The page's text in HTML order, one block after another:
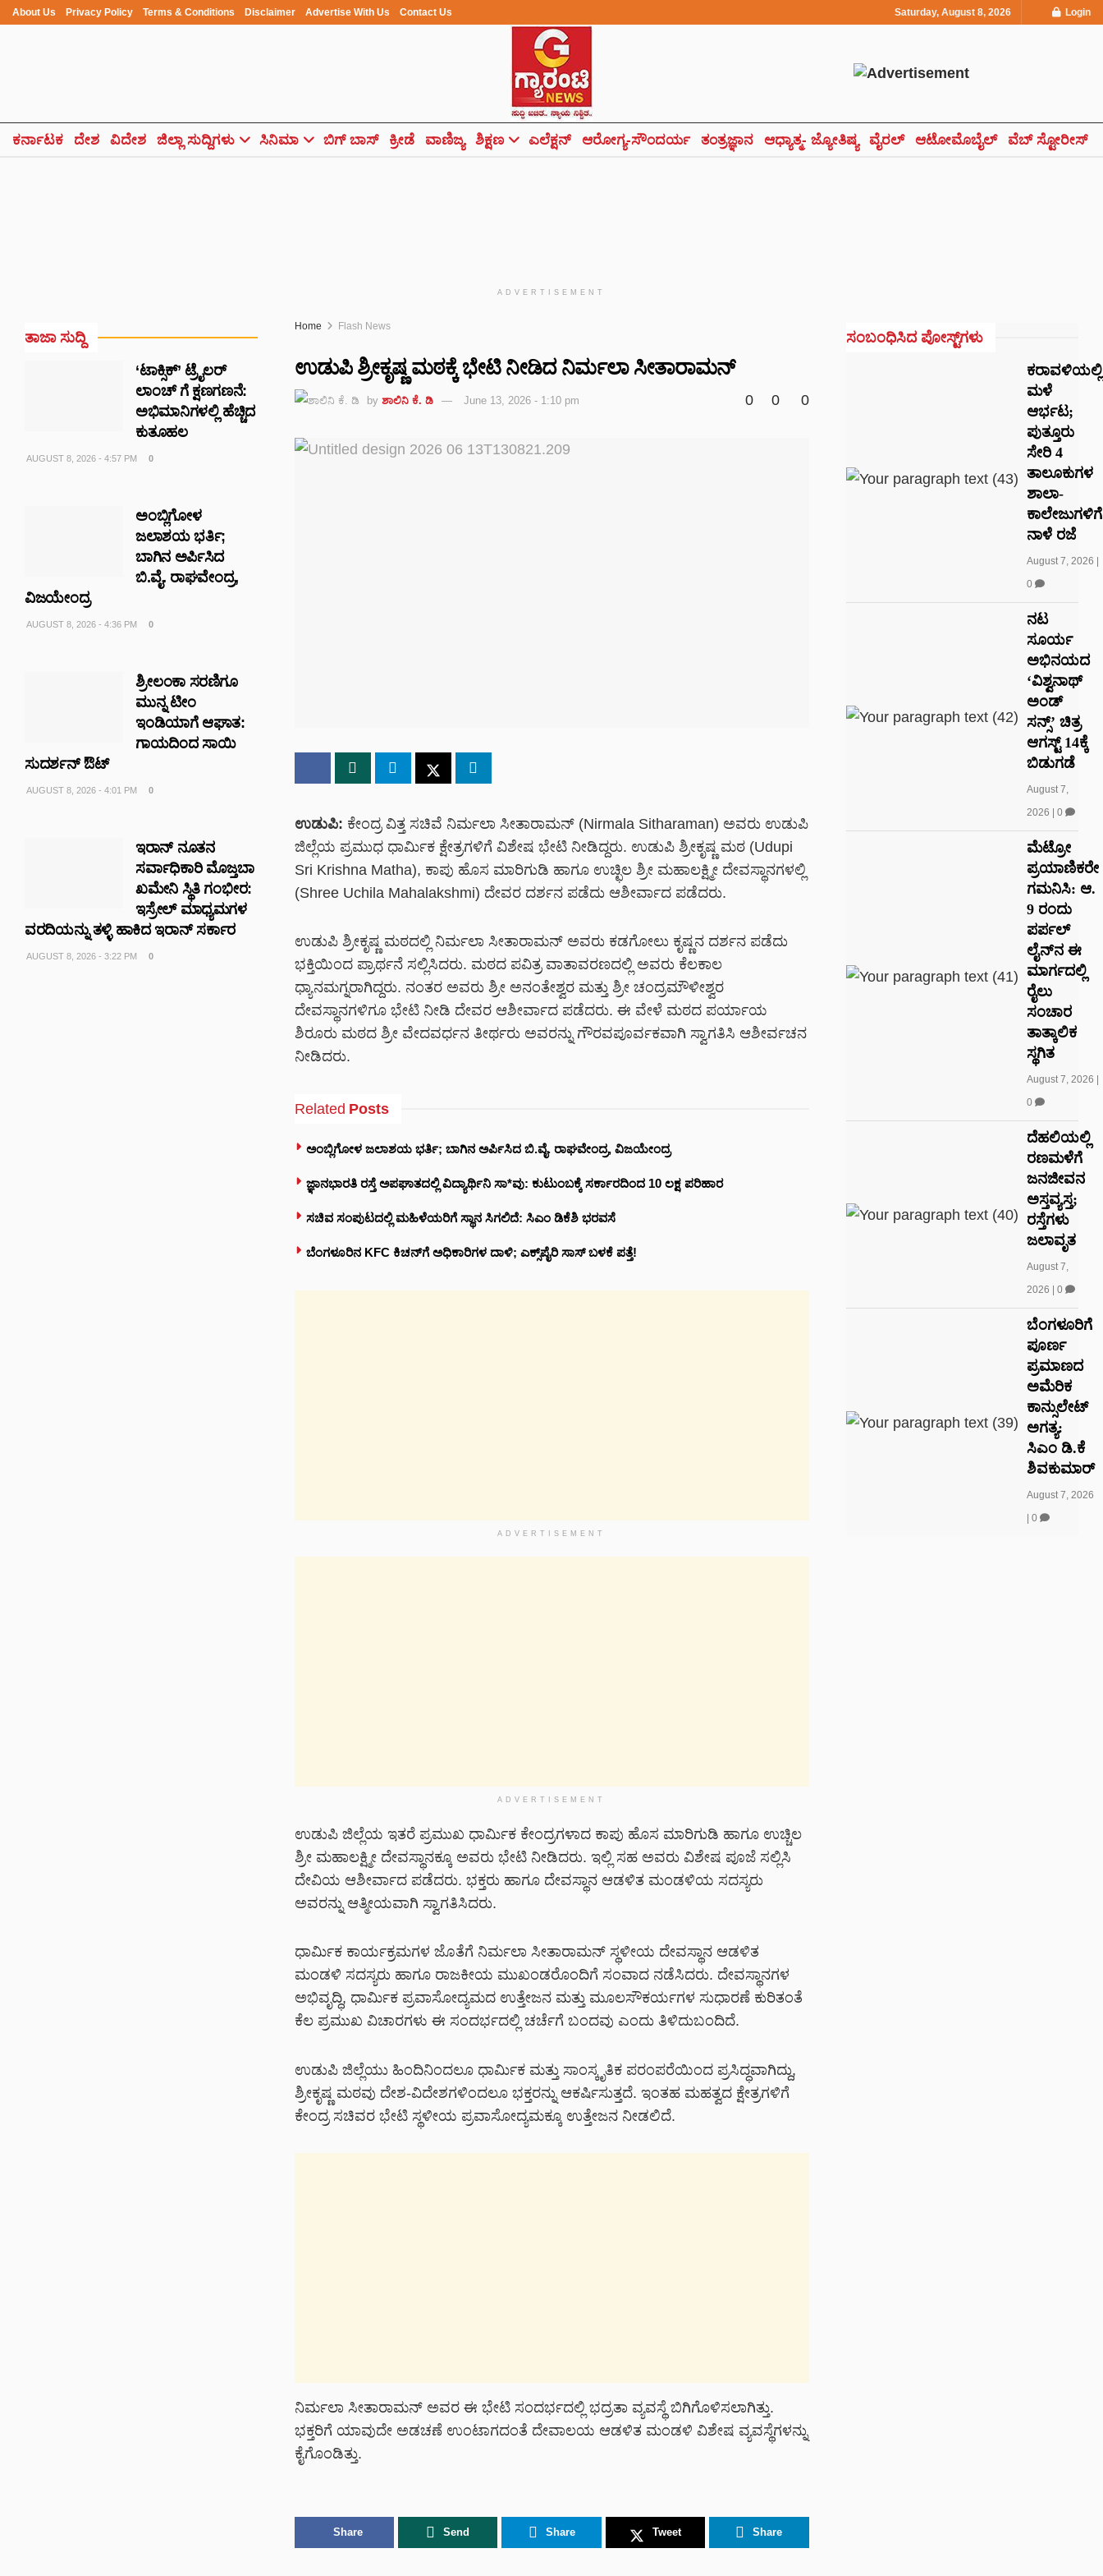
About Us Privacy Policy Terms & Conditions Disclaimer Advertise With Us Contact Us Saturday, August 8, 2026 Login
ಕರ್ನಾಟಕ ದೇಶ ವಿದೇಶ ಜಿಲ್ಲಾ ಸುದ್ದಿಗಳು ಸಿನಿಮಾ ಬಿಗ್ ಬಾಸ್ ಕ್ರೀಡೆ ವಾಣಿಜ್ಯ ಶಿಕ್ಷಣ ಎಲೆಕ್ಷನ್ ಆರೋಗ್ಯ-ಸೌಂದರ್ಯ ತಂತ್ರಜ್ಞಾನ ಆಧ್ಯಾತ್ಮ- ಜ್ಯೋತಿಷ್ಯ ವೈರಲ್ ಆಟೋಮೊಬೈಲ್ ವೆಬ್ ಸ್ಟೋರೀಸ್
ADVERTISEMENT
Home Flash News
ಉಡುಪಿ ಶ್ರೀಕೃಷ್ಣ ಮಠಕ್ಕೆ ಭೇಟಿ ನೀಡಿದ ನಿರ್ಮಲಾ ಸೀತಾರಾಮನ್
by ಶಾಲಿನಿ ಕೆ. ಡಿ June 13, 2026 - 1:10 pm 0 0 0
ಉಡುಪಿ: ಕೇಂದ್ರ ವಿತ್ತ ಸಚಿವೆ ನಿರ್ಮಲಾ ಸೀತಾರಾಮನ್ (Nirmala Sitharaman) ಅವರು ಉಡುಪಿ
ಜಿಲ್ಲೆಯ ಪ್ರಮುಧ ಧಾರ್ಮಿಕ ಕ್ಷೇತ್ರಗಳಿಗೆ ವಿಶೇಷ ಭೇಟಿ ನೀಡಿದ್ದರು. ಉಡುಪಿ ಶ್ರೀಕೃಷ್ಣ ಮಠ (Udupi
Sri Krishna Matha), ಕಾಪು ಹೊಸ ಮಾರಿಗುಡಿ ಹಾಗೂ ಉಚ್ಛಿಲ ಶ್ರೀ ಮಹಾಲಕ್ಷ್ಮೀ ದೇವಸ್ಥಾನಗಳಲ್ಲಿ
(Shree Uchila Mahalakshmi) ದೇವರ ದರ್ಶನ ಪಡೆದು ಆಶೀರ್ವಾದ ಪಡೆದರು.
ಉಡುಪಿ ಶ್ರೀಕೃಷ್ಣ ಮಠದಲ್ಲಿ ನಿರ್ಮಲಾ ಸೀತಾರಾಮನ್ ಅವರು ಕಡಗೋಲು ಕೃಷ್ಣನ ದರ್ಶನ ಪಡೆದು
ಭಕ್ತಿಯಿಂದ ಪ್ರಾರ್ಥನೆ ಸಲ್ಲಿಸಿದರು. ಮಠದ ಪವಿತ್ರ ವಾತಾವರಣದಲ್ಲಿ ಅವರು ಕೆಲಕಾಲ
ಧ್ಯಾನಮಗ್ನರಾಗಿದ್ದರು. ನಂತರ ಅವರು ಶ್ರೀ ಅನಂತೇಶ್ವರ ಮತ್ತು ಶ್ರೀ ಚಂದ್ರಮೌಳೀಶ್ವರ
ದೇವಸ್ಥಾನಗಳಿಗೂ ಭೇಟಿ ನೀಡಿ ದೇವರ ಆಶೀರ್ವಾದ ಪಡೆದರು. ಈ ವೇಳೆ ಮಠದ ಪರ್ಯಾಯ
ಶಿರೂರು ಮಠದ ಶ್ರೀ ವೇದವರ್ಧನ ತೀರ್ಥರು ಅವರನ್ನು ಗೌರವಪೂರ್ವಕವಾಗಿ ಸ್ವಾಗತಿಸಿ ಆಶೀರ್ವಚನ
ನೀಡಿದರು.
Related Posts
ಅಂಬ್ಲಿಗೋಳ ಜಲಾಶಯ ಭರ್ತಿ; ಬಾಗಿನ ಅರ್ಪಿಸಿದ ಬಿ.ವೈ. ರಾಘವೇಂದ್ರ, ವಿಜಯೇಂದ್ರ
ಜ್ಞಾನಭಾರತಿ ರಸ್ತೆ ಅಪಘಾತದಲ್ಲಿ ವಿದ್ಯಾರ್ಥಿನಿ ಸಾ*ವು: ಕುಟುಂಬಕ್ಕೆ ಸರ್ಕಾರದಿಂದ 10 ಲಕ್ಷ ಪರಿಹಾರ
ಸಚಿವ ಸಂಪುಟದಲ್ಲಿ ಮಹಿಳೆಯರಿಗೆ ಸ್ಥಾನ ಸಿಗಲಿದೆ: ಸಿಎಂ ಡಿಕೆಶಿ ಭರವಸೆ
ಬೆಂಗಳೂರಿನ KFC ಕಿಚನ್‌ಗೆ ಅಧಿಕಾರಿಗಳ ದಾಳಿ; ಎಕ್ಸ್‌ಪೈರಿ ಸಾಸ್ ಬಳಕೆ ಪತ್ತೆ!
ADVERTISEMENT
ADVERTISEMENT
ಉಡುಪಿ ಜಿಲ್ಲೆಯ ಇತರೆ ಪ್ರಮುಖ ಧಾರ್ಮಿಕ ಕೇಂದ್ರಗಳಾದ ಕಾಪು ಹೊಸ ಮಾರಿಗುಡಿ ಹಾಗೂ ಉಚ್ಚಿಲ
ಶ್ರೀ ಮಹಾಲಕ್ಷ್ಮೀ ದೇವಸ್ಥಾನಕ್ಕೂ ಅವರು ಭೇಟಿ ನೀಡಿದರು. ಇಲ್ಲಿ ಸಹ ಅವರು ವಿಶೇಷ ಪೂಜೆ ಸಲ್ಲಿಸಿ
ದೇವಿಯ ಆಶೀರ್ವಾದ ಪಡೆದರು. ಭಕ್ತರು ಹಾಗೂ ದೇವಸ್ಥಾನ ಆಡಳಿತ ಮಂಡಳಿಯ ಸದಸ್ಯರು
ಅವರನ್ನು ಆತ್ಮೀಯವಾಗಿ ಸ್ವಾಗತಿಸಿದರು.
ಧಾರ್ಮಿಕ ಕಾರ್ಯಕ್ರಮಗಳ ಜೊತೆಗೆ ನಿರ್ಮಲಾ ಸೀತಾರಾಮನ್ ಸ್ಥಳೀಯ ದೇವಸ್ಥಾನ ಆಡಳಿತ
ಮಂಡಳಿ ಸದಸ್ಯರು ಹಾಗೂ ರಾಜಕೀಯ ಮುಖಂಡರೊಂದಿಗೆ ಸಂವಾದ ನಡೆಸಿದರು. ದೇವಸ್ಥಾನಗಳ
ಅಭಿವೃದ್ಧಿ, ಧಾರ್ಮಿಕ ಪ್ರವಾಸೋದ್ಯಮದ ಉತ್ತೇಜನ ಮತ್ತು ಮೂಲಸೌಕರ್ಯಗಳ ಸುಧಾರಣೆ ಕುರಿತಂತೆ
ಕೆಲ ಪ್ರಮುಖ ವಿಚಾರಗಳು ಈ ಸಂದರ್ಭದಲ್ಲಿ ಚರ್ಚೆಗೆ ಬಂದವು ಎಂದು ತಿಳಿದುಬಂದಿದೆ.
ಉಡುಪಿ ಜಿಲ್ಲೆಯು ಹಿಂದಿನಿಂದಲೂ ಧಾರ್ಮಿಕ ಮತ್ತು ಸಾಂಸ್ಕೃತಿಕ ಪರಂಪರೆಯಿಂದ ಪ್ರಸಿದ್ಧವಾಗಿದ್ದು,
ಶ್ರೀಕೃಷ್ಣ ಮಠವು ದೇಶ-ವಿದೇಶಗಳಿಂದಲೂ ಭಕ್ತರನ್ನು ಆಕರ್ಷಿಸುತ್ತದೆ. ಇಂತಹ ಮಹತ್ವದ ಕ್ಷೇತ್ರಗಳಿಗೆ
ಕೇಂದ್ರ ಸಚಿವರ ಭೇಟಿ ಸ್ಥಳೀಯ ಪ್ರವಾಸೋದ್ಯಮಕ್ಕೂ ಉತ್ತೇಜನ ನೀಡಲಿದೆ.
ನಿರ್ಮಲಾ ಸೀತಾರಾಮನ್ ಅವರ ಈ ಭೇಟಿ ಸಂದರ್ಭದಲ್ಲಿ ಭದ್ರತಾ ವ್ಯವಸ್ಥೆ ಬಿಗಿಗೊಳಿಸಲಾಗಿತ್ತು.
ಭಕ್ತರಿಗೆ ಯಾವುದೇ ಅಡಚಣೆ ಉಂಟಾಗದಂತೆ ದೇವಾಲಯ ಆಡಳಿತ ಮಂಡಳಿ ವಿಶೇಷ ವ್ಯವಸ್ಥೆಗಳನ್ನು
ಕೈಗೊಂಡಿತ್ತು.
Share Send Share Tweet Share
ತಾಜಾ ಸುದ್ದಿ
‘ಟಾಕ್ಸಿಕ್’ ಟ್ರೈಲರ್‌
ಲಾಂಚ್ ಗೆ ಕ್ಷಣಗಣನೆ:
ಅಭಿಮಾನಿಗಳಲ್ಲಿ ಹೆಚ್ಚಿದ
ಕುತೂಹಲ
AUGUST 8, 2026 - 4:57 PM 0
ಅಂಬ್ಲಿಗೋಳ
ಜಲಾಶಯ ಭರ್ತಿ;
ಬಾಗಿನ ಅರ್ಪಿಸಿದ
ಬಿ.ವೈ. ರಾಘವೇಂದ್ರ,
ವಿಜಯೇಂದ್ರ
AUGUST 8, 2026 - 4:36 PM 0
ಶ್ರೀಲಂಕಾ ಸರಣಿಗೂ
ಮುನ್ನ ಟೀಂ
ಇಂಡಿಯಾಗೆ ಆಘಾತ:
ಗಾಯದಿಂದ ಸಾಯಿ
ಸುದರ್ಶನ್ ಔಟ್
AUGUST 8, 2026 - 4:01 PM 0
ಇರಾನ್ ನೂತನ
ಸರ್ವಾಧಿಕಾರಿ ಮೊಜ್ತಬಾ
ಖಮೇನಿ ಸ್ಥಿತಿ ಗಂಭೀರ:
ಇಸ್ರೇಲ್ ಮಾಧ್ಯಮಗಳ
ವರದಿಯನ್ನು ತಳ್ಳಿ ಹಾಕಿದ ಇರಾನ್ ಸರ್ಕಾರ
AUGUST 8, 2026 - 3:22 PM 0
ಸಂಬಂಧಿಸಿದ ಪೋಸ್ಟ್‌ಗಳು
ಕರಾವಳಿಯಲ್ಲಿ
ಮಳೆ
ಆರ್ಭಟ;
ಪುತ್ತೂರು
ಸೇರಿ 4
ತಾಲೂಕುಗಳ
ಶಾಲಾ-
ಕಾಲೇಜುಗಳಿಗೆ
ನಾಳೆ ರಜೆ
August 7, 2026
0
ನಟ
ಸೂರ್ಯ
ಅಭಿನಯದ
‘ವಿಶ್ವನಾಥ್
ಅಂಡ್
ಸನ್ಸ್’ ಚಿತ್ರ
ಆಗಸ್ಟ್ 14ಕ್ಕೆ
ಬಿಡುಗಡೆ
August 7,
2026
0
ಮೆಟ್ರೋ
ಪ್ರಯಾಣಿಕರೇ
ಗಮನಿಸಿ: ಆ.
9 ರಂದು
ಪರ್ಪಲ್
ಲೈನ್‌ನ ಈ
ಮಾರ್ಗದಲ್ಲಿ
ರೈಲು
ಸಂಚಾರ
ತಾತ್ಕಾಲಿಕ
ಸ್ಥಗಿತ
August 7, 2026
0
ದೆಹಲಿಯಲ್ಲಿ
ರಣಮಳೆಗೆ
ಜನಜೀವನ
ಅಸ್ತವ್ಯಸ್ತ;
ರಸ್ತೆಗಳು
ಜಲಾವೃತ
August 7,
2026
0
ಬೆಂಗಳೂರಿಗೆ
ಪೂರ್ಣ
ಪ್ರಮಾಣದ
ಅಮೆರಿಕ
ಕಾನ್ಸುಲೇಟ್
ಅಗತ್ಯ:
ಸಿಎಂ ಡಿ.ಕೆ
ಶಿವಕುಮಾರ್
August 7, 2026
0